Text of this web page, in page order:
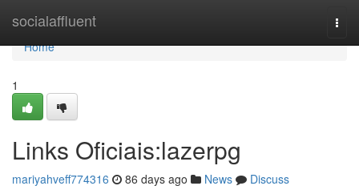
socialaffluent
Home
Home
1
Links Oficiais:lazerpg
mariyahveff774316 86 days ago News
Discuss